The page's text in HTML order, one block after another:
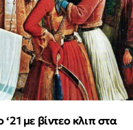
με βίντεο κλιπ στα